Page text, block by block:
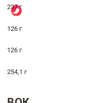
237 г
126 г
126 г
254,1 г